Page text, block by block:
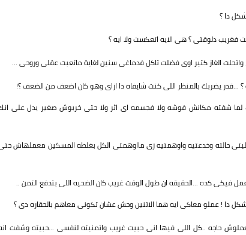
دا ؟
فغريب دلوقتى ؟ هى الايه اتعكست ولا ايه ؟
الغاز كتير اوى فضلت تاكل فدماغى سنين لغاية ماتعبت عقلى وروحى ...
؟ ...قدر يضربك بالمنظر اللى كنت شايفاه دا ازاى وهو كان اضعف من الضعف ؟!
شفته مكانش فوشه ولا فجسمه اى اثر ولا حتى خربوش صغير يدل على
حالته وخدعتيه واوهمتيه زى مااوهمتى الكل بغلطه المسكين معملهاش
فيكى كده ...الحقيقه ان طول الوقت غريب كان الضحيه اللى بتدفع التمن ..
دا ! عملو معاكى ايه هما الاتنين وحش عشان تكونى معاهم بالحقاره دى ؟
حاجه ..كل اللى فيها انى حبيت غريب واتمنيته لنفسى ...حبيته وشفت